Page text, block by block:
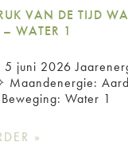
VAN DE TIJD
WATER 1
juni 2026
Maandenergie:
Water 1
»